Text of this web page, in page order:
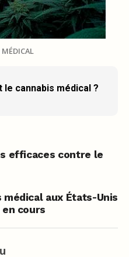
cannabis médical ?
efficaces contre le
aux États-Unis
cours